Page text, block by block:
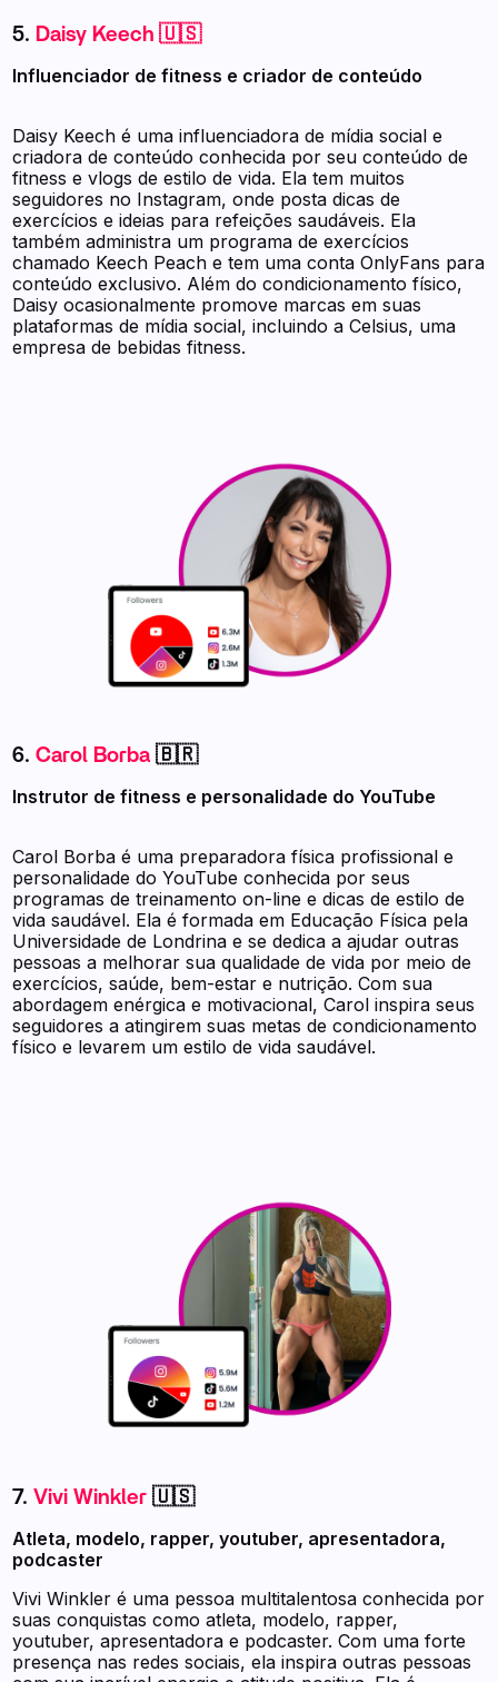
5. Daisy Keech 🇺🇸
Influenciador de fitness e criador de conteúdo
Daisy Keech é uma influenciadora de mídia social e
criadora de conteúdo conhecida por seu conteúdo de
fitness e vlogs de estilo de vida. Ela tem muitos
seguidores no Instagram, onde posta dicas de
exercícios e ideias para refeições saudáveis. Ela
também administra um programa de exercícios
chamado Keech Peach e tem uma conta OnlyFans para
conteúdo exclusivo. Além do condicionamento físico,
Daisy ocasionalmente promove marcas em suas
plataformas de mídia social, incluindo a Celsius, uma
empresa de bebidas fitness.
6.Carol Borba🇧🇷
Instrutor de fitness e personalidade do YouTube
Carol Borba é uma preparadora física profissional e
personalidade do YouTube conhecida por seus
programas de treinamento on-line e dicas de estilo de
vida saudável. Ela é formada em Educação Física pela
Universidade de Londrina e se dedica a ajudar outras
pessoas a melhorar sua qualidade de vida por meio de
exercícios, saúde, bem-estar e nutrição. Com sua
abordagem enérgica e motivacional, Carol inspira seus
seguidores a atingirem suas metas de condicionamento
físico e levarem um estilo de vida saudável.
7.Vivi Winkler 🇺🇸
Atleta, modelo, rapper, youtuber, apresentadora,
podcaster
Vivi Winkler é uma pessoa multitalentosa conhecida por
suas conquistas como atleta, modelo, rapper,
youtuber, apresentadora e podcaster. Com uma forte
presença nas redes sociais, ela inspira outras pessoas